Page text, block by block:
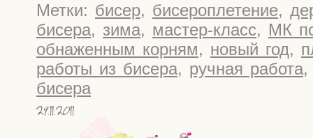
Метки: бисер, бисероплетение,
бисера, зима, мастер-класс, МК
обнаженным корням, новый год,
работы из бисера, ручная работа
бисера
29.11.2011